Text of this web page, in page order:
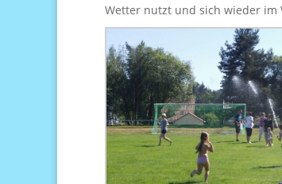
Wetter nutzt und sich wieder